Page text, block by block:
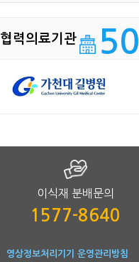
협력의료기관 50
이식재 분배문의
1577-8640
영상정보처리기기 운영관리방침